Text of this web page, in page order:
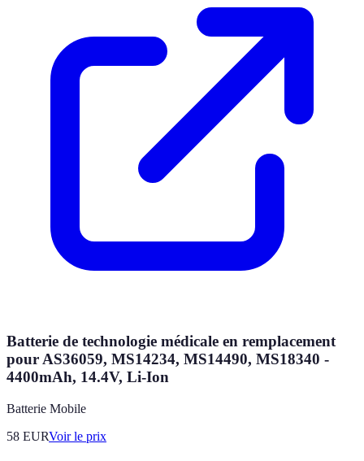
Batterie de technologie médicale en remplacement
pour AS36059, MS14234, MS14490, MS18340 -
4400mAh, 14.4V, Li-Ion
Batterie Mobile
58 EURVoir le prix